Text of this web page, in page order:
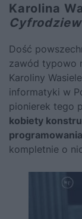
Karolina
Dość
zawód typowo
Karoliny
informatyki w
pionierek tego
kobiety
kompletnie o